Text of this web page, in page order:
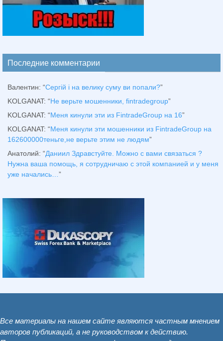
Последние комментарии
Валентин: “Сергій і на велику суму ви попали?”
KOLGANAT: “Не верьте мошенники, fintradegroup”
KOLGANAT: “Меня кинули эти из FintradeGroup на 16”
KOLGANAT: “Меня кинули эти мошенники из FintradeGroup на
162600000теньге,не верьте этим не людям”
Анатолий: “Даниил Здравстуйте. Можно с вами связаться ?
Нужна ваша помощь, я сотрудничаю с этой компанией и у меня
уже начались… ”
Все материалы на нашем сайте являются частным мнением
авторов публикаций, а не руководством к действию.